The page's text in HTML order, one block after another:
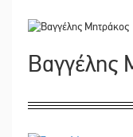
Βαγγέλης